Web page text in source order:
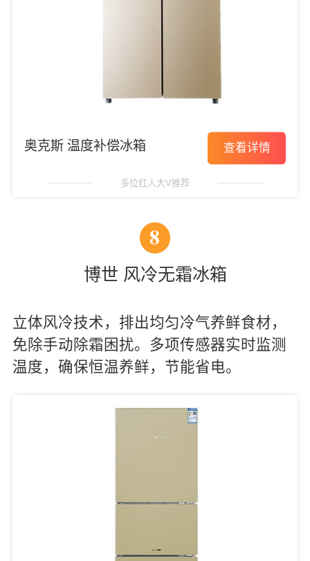
奥克斯 温度补偿冰箱 查看详情
多位红人大V推荐
8
博世 风冷无霜冰箱
立体风冷技术，排出均匀冷气养鲜食材，
免除手动除霜困扰。多项传感器实时监测
温度，确保恒温养鲜，节能省电。